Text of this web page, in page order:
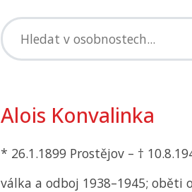
Alois Konvalinka
* 26.1.1899 Prostějov – †
válka a odboj 1938–1945; oběti